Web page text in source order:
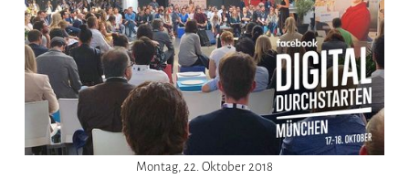
Montag, 22. Oktober 2018